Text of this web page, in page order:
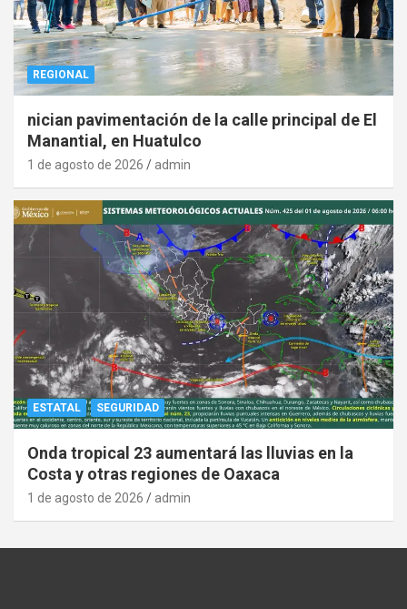
REGIONAL
nician pavimentación de la calle principal de El
Manantial, en Huatulco
1 de agosto de 2026 admin
ESTATAL SEGURIDAD
Onda tropical 23 aumentará las lluvias en la
Costa y otras regiones de Oaxaca
1 de agosto de 2026 admin